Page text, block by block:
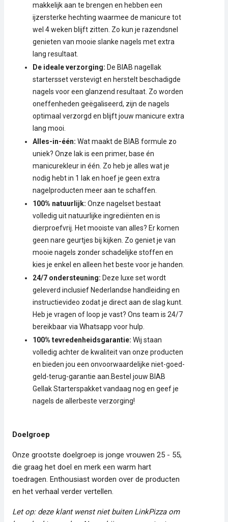
makkelijk aan te brengen en hebben een
ijzersterke hechting waarmee de manicure tot
wel 4 weken blijft zitten. Zo kun je razendsnel
genieten van mooie slanke nagels met extra
lang resultaat.
De ideale verzorging: De BIAB nagellak
startersset verstevigt en herstelt beschadigde
nagels voor een glanzend resultaat. Zo worden
oneffenheden geëgaliseerd, zijn de nagels
optimaal verzorgd en blijft jouw manicure extra
lang mooi.
Alles-in-één: Wat maakt de BIAB formule zo
uniek? Onze lak is een primer, base én
manicurekleur in één. Zo heb je alles wat je
nodig hebt in 1 lak en hoef je geen extra
nagelproducten meer aan te schaffen.
100% natuurlijk: Onze nagelset bestaat
volledig uit natuurlijke ingrediënten en is
dierproefvrij. Het mooiste van alles? Er komen
geen nare geurtjes bij kijken. Zo geniet je van
mooie nagels zonder schadelijke stoffen en
kies je enkel en alleen het beste voor je handen.
24/7 ondersteuning: Deze luxe set wordt
geleverd inclusief Nederlandse handleiding en
instructievideo zodat je direct aan de slag kunt.
Heb je vragen of loop je vast? Ons team is 24/7
bereikbaar via Whatsapp voor hulp.
100% tevredenheidsgarantie: Wij staan
volledig achter de kwaliteit van onze producten
en bieden jou een onvoorwaardelijke niet-goed-
geld-terug-garantie aan.Bestel jouw BIAB
Gellak Starterspakket vandaag nog en geef je
nagels de allerbeste verzorging!
Doelgroep
Onze grootste doelgroep is jonge vrouwen 25 - 55,
die graag het doel en merk een warm hart
toedragen. Enthousiast worden over de producten
en het verhaal verder vertellen.
Let op: deze klant wenst niet buiten LinkPizza om